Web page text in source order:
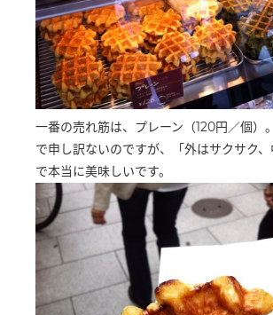
一番の売れ筋は、プレーン（120円／個）
で申し訳ないのですが、「外はサクサク、
で本当に美味しいです。